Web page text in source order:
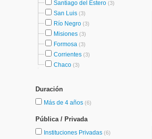
Santiago del Estero (3)
San Luis (3)
Río Negro (3)
Misiones (3)
Formosa (3)
Corrientes (3)
Chaco (3)
Duración
Más de 4 años (6)
Pública / Privada
Instituciones Privadas (6)